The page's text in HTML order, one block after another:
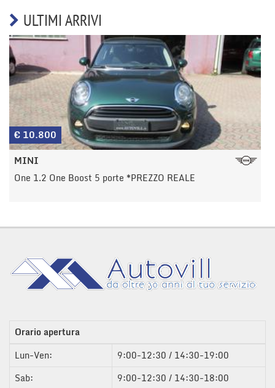
ULTIMI ARRIVI
€ 10.800
MINI
One 1.2 One Boost 5 porte *PREZZO REALE
Orario apertura
Lun-Ven:
9:00-12:30 / 14:30-19:00
Sab:
9:00-12:30 / 14:30-18:00